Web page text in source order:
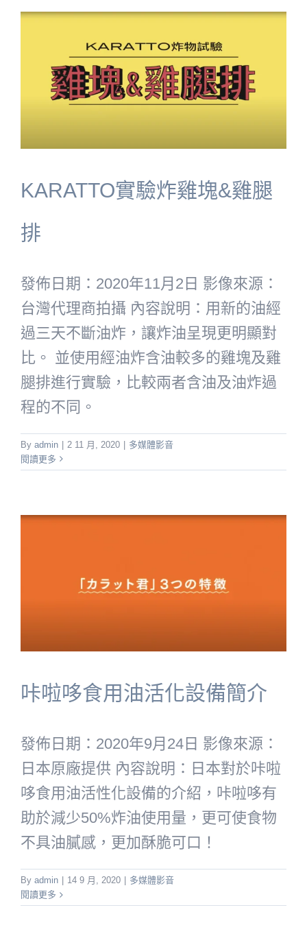
KARATTO實驗炸雞塊&雞腿
排
發佈日期：2020年11月2日 影像來源：
台灣代理商拍攝 內容說明：用新的油經
過三天不斷油炸，讓炸油呈現更明顯對
比。 並使用經油炸含油較多的雞塊及雞
腿排進行實驗，比較兩者含油及油炸過
程的不同。
By admin | 2 11 月, 2020 | 多媒體影音
閱讀更多
咔啦哆食用油活化設備簡介
發佈日期：2020年9月24日 影像來源：
日本原廠提供 內容說明：日本對於咔啦
哆食用油活性化設備的介紹，咔啦哆有
助於減少50%炸油使用量，更可使食物
不具油膩感，更加酥脆可口！
By admin 14 9 月, 2020
多媒體影音
閱讀更多